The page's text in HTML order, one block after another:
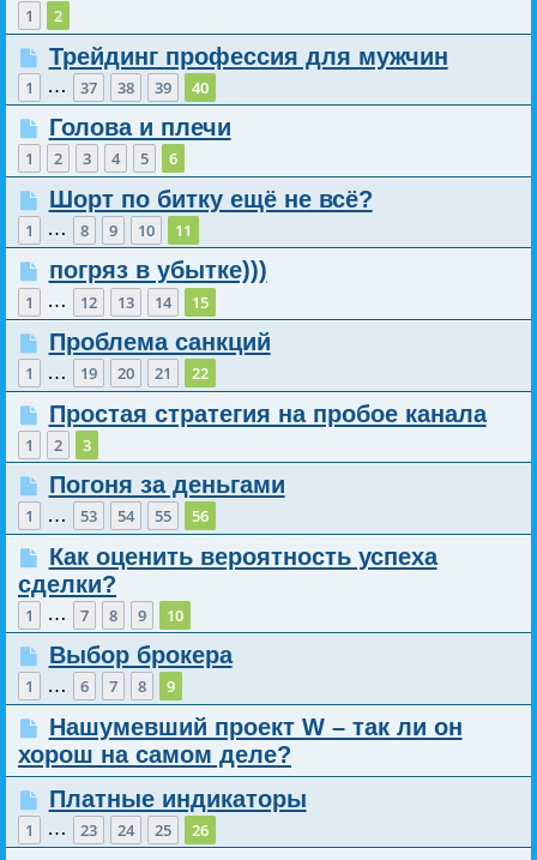
1 2
Трейдинг профессия для мужчин
1 … 37 38 39 40
Голова и плечи
1 2 3 4 5 6
Шорт по битку ещё не всё?
1 … 8 9 10 11
погряз в убытке)))
1 … 12 13 14 15
Проблема санкций
1 … 19 20 21 22
Простая стратегия на пробое канала
1 2 3
Погоня за деньгами
1 … 53 54 55 56
Как оценить вероятность успеха
сделки?
1 … 7 8 9 10
Выбор брокера
1 … 6 7 8 9
Нашумевший проект W – так ли он
хорош на самом деле?
Платные индикаторы
1 … 23 24 25 26